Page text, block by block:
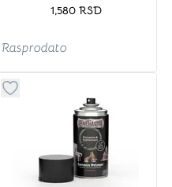
1,580 RSD
Rasprodato
kategoriju omiljeno
Dugme za dodavanje stvari